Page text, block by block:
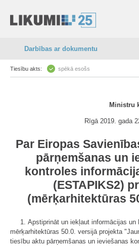
Darbības ar dokumentu
Tiesību akts: spēkā esošs
Ministru
Rīgā 2019. gada
Par Eiropas
pārņemšanas un
kontroles
(ESTAPIKS2)
(mērķarhitektūras
1. Apstiprināt un iekļaut informācijas un
mērķarhitektūras 50.0. versijā projekta
tiesību aktu pārņemšanas un ieviešanas